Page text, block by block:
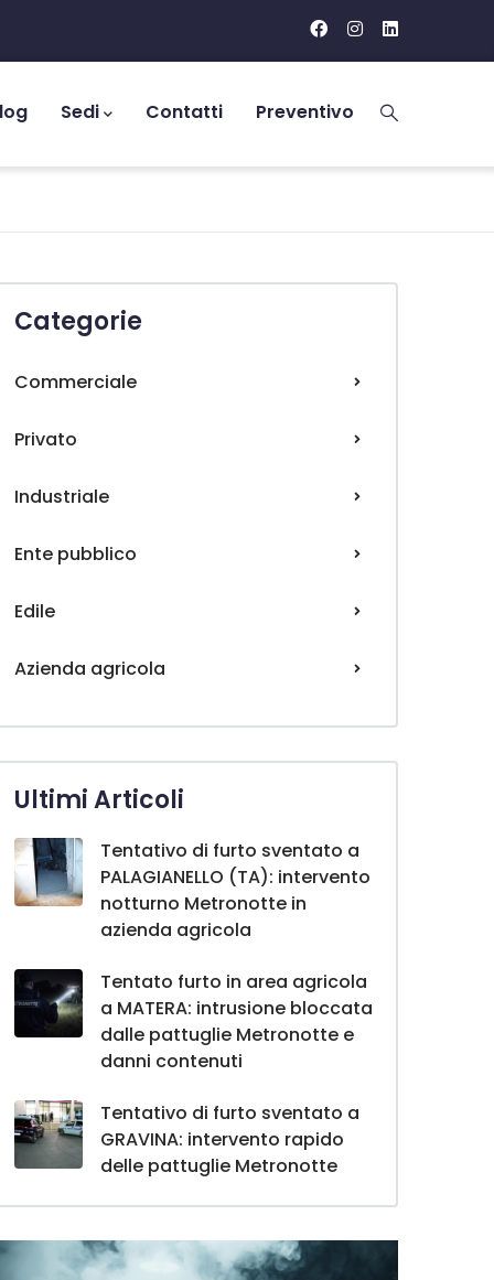
Sedi Contatti Preventivo
Categorie
Commerciale
Privato
Industriale
Ente pubblico
Edile
Azienda agricola
Ultimi Articoli
Tentativo di furto sventato a
PALAGIANELLO (TA): intervento
notturno Metronotte in
azienda agricola
Tentato furto in area agricola
a MATERA: intrusione bloccata
dalle pattuglie Metronotte e
danni contenuti
Tentativo di furto sventato a
GRAVINA: intervento rapido
delle pattuglie Metronotte